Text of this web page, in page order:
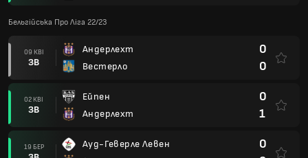
Бельгійська Про Ліга 22/23
09 КВІ
ЗВ
Андерлехт
Вестерло
0
0
02 КВІ
ЗВ
Ейпен
Андерлехт
0
1
19 БЕР
Ауд-Геверле Левен
0